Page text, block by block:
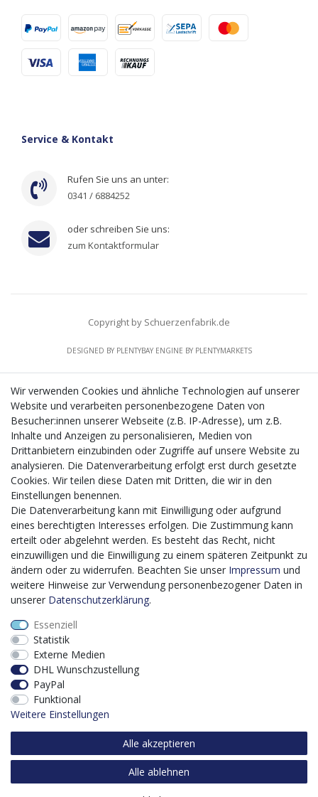
Service & Kontakt
Rufen Sie uns an unter:
0341 / 6884252
oder schreiben Sie uns:
zum Kontaktformular
Copyright by Schuerzenfabrik.de
DESIGNED BY PLENTYBAYENGINE BY PLENTYMARKETS
CMS-Softwaresystems zur digitalen Optimierung
von Geschäftsprozessen
Mit dem vorgenannten Projekt, welches im Zeitraum vom
20.12.2023 bis zum 29.02.2024 im Rahmen des
Förderprogrammes Digitalisierung Zuschuss EFRE 2021
bis 2027 umgesetzt wird, möchten wir in die Anschaffung
eines Content-Management-Systems (CMS-
Softwaresystem) investieren, um unseren Online-Shop
künftig selbst verwalten zu können. Diese Software dient
der effizienteren gemeinschaftlichen Erstellung,
Bearbeitung, Organisation und Darstellung digitaler
Inhalte (Content) in unserem Unternehmen. Dies ist
insbesondere für den Vertrieb von Bedeutung. Bisher
Software digitalisiert werden was zu einer enormen
Zeitersparnis führt.
Dieses Vorhaben wird kofinanziert von der Europäischen
Union mithilfe von EFRE-Mitteln sowie durch Steuermittel
auf der Grundlage des vom Sächsischen Landtag
beschlossenen Haushaltes.
Wir verwenden Cookies und ähnliche Technologien auf unserer
Website und verarbeiten personenbezogene Daten von
Besucher:innen unserer Webseite (z.B. IP-Adresse), um z.B.
Inhalte und Anzeigen zu personalisieren, Medien von
Drittanbietern einzubinden oder Zugriffe auf unsere Website zu
analysieren. Die Datenverarbeitung erfolgt erst durch gesetzte
Cookies. Wir teilen diese Daten mit Dritten, die wir in den
Einstellungen benennen.
Die Datenverarbeitung kann mit Einwilligung oder aufgrund
eines berechtigten Interesses erfolgen. Die Zustimmung kann
erteilt oder abgelehnt werden. Es besteht das Recht, nicht
einzuwilligen und die Einwilligung zu einem späteren Zeitpunkt zu
ändern oder zu widerrufen. Beachten Sie unser Impressum und
weitere Hinweise zur Verwendung personenbezogener Daten in
unserer Daten­schutz­erklärung.
Essenziell
Statistik
Externe Medien
DHL Wunschzustellung
PayPal
Funktional
Weitere Einstellungen
Alle akzeptieren
Alle ablehnen